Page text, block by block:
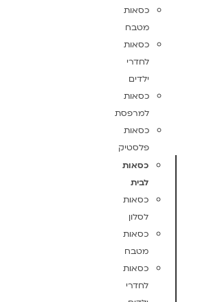
כסאות
מטבח
כסאות
לחדרי
ילדים
כסאות
למרפסת
כסאות
פלסטיק
כסאות
לבית
כסאות
לסלון
כסאות
מטבח
כסאות
לחדרי